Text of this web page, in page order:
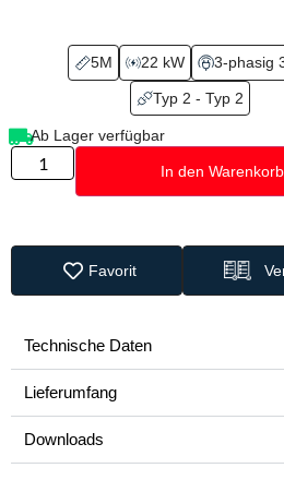
5M 22 kW 3-phasig
Typ 2 - Typ 2
Ab Lager verfügbar
In den Warenkorb
Favorit
Technische Daten
Lieferumfang
Downloads